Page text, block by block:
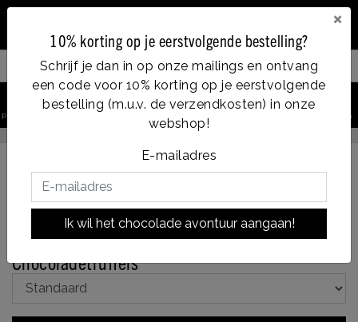
×
10% korting op je eerstvolgende bestelling?
Schrijf je dan in op onze mailings en ontvang
een code voor 10% korting op je eerstvolgende
bestelling (m.u.v. de verzendkosten) in onze
webshop!
E-mailadres
Ik wil het chocolade avontuur aangaan!
Op werkdagen voor 14:00u besteld = dezelfde dag verzonden
Terug naar Truffels|Assortiment
Truffels
Chocoladetruffels
Chocoladetruffels
Filter your products
product zoeken Account Winkelwagen